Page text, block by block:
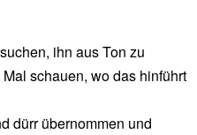
ihn aus Ton zu
schauen, wo das hinführt
dürr übernommen und